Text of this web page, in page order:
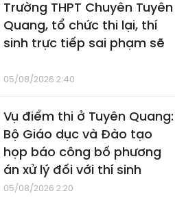
Trường THPT Chuyên Tuyên
Quang, tổ chức thi lại, thí
sinh trực tiếp sai phạm sẽ
05/08/2026 2:40
Vụ điểm thi ở Tuyên Quang:
Bộ Giáo dục và Đào tạo
họp báo công bố phương
án xử lý đối với thí sinh
05/08/2026 2:20